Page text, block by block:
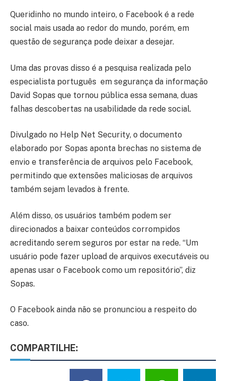
Queridinho no mundo inteiro, o Facebook é a rede
social mais usada ao redor do mundo, porém, em
questão de segurança pode deixar a desejar.
Uma das provas disso é a pesquisa realizada pelo
especialista português em segurança da informação
David Sopas que tornou pública essa semana, duas
falhas descobertas na usabilidade da rede social.
Divulgado no Help Net Security, o documento
elaborado por Sopas aponta brechas no sistema de
envio e transferência de arquivos pelo Facebook,
permitindo que extensões maliciosas de arquivos
também sejam levados à frente.
Além disso, os usuários também podem ser
direcionados a baixar conteúdos corrompidos
acreditando serem seguros por estar na rede. “Um
usuário pode fazer upload de arquivos executáveis ou
apenas usar o Facebook como um repositório”, diz
Sopas.
O Facebook ainda não se pronunciou a respeito do
caso.
COMPARTILHE: